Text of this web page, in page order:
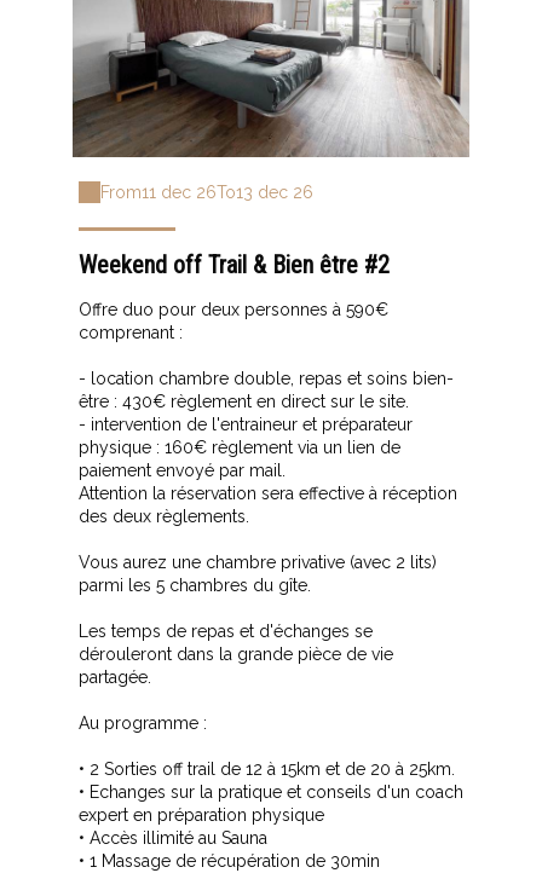
From11 dec 26To13 dec 26
Weekend off Trail & Bien être #2
Offre duo pour deux personnes à 590€
comprenant :
- location chambre double, repas et soins bien-
être : 430€ règlement en direct sur le site.
- intervention de l'entraineur et préparateur
physique : 160€ règlement via un lien de
paiement envoyé par mail.
Attention la réservation sera effective à réception
des deux règlements.
Vous aurez une chambre privative (avec 2 lits)
parmi les 5 chambres du gîte.
Les temps de repas et d'échanges se
dérouleront dans la grande pièce de vie
partagée.
Au programme :
• 2 Sorties off trail de 12 à 15km et de 20 à 25km.
• Echanges sur la pratique et conseils d'un coach
expert en préparation physique
• Accès illimité au Sauna
• 1 Massage de récupération de 30min